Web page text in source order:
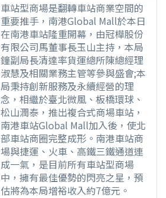
車站型商場是翻轉車站商業空間的
重要推手，南港Global Mall於本日
在南港車站隆重開幕，由冠樺股份
有限公司馬董事長玉山主持，本局
鐘副局長清達率貨運總所陳總經理
淑慧及相關業務主管等參與盛會;本
局秉持創新服務及永續經營的理
念，相繼於臺北微風、板橋環球、
松山潤泰，推出複合式商場車站，
南港車站Global Mall加入後，使北
部車站商圈完整成形。南港車站商
場與捷運、火車、高鐵三鐵通道連
成一氣，是目前所有車站型商場
中，擁有最佳優勢的閃亮之星，預
估將為本局增裕收入約7億元。